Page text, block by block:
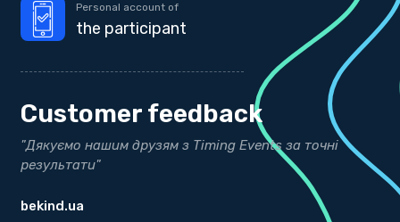
Personal account of
the participant
Customer feedback
"Дякуємо нашим друзям з Timing Events за точні
результати"
bekind.ua